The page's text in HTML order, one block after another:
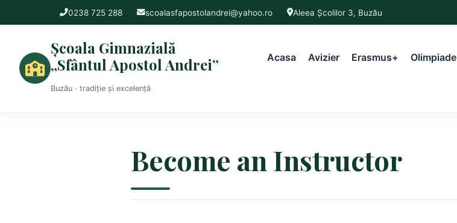
0238 725 288 scoalasfapostolandrei@yahoo.ro Aleea Școlilor 3, Buzău
Școala Gimnazială
„Sfântul Apostol Andrei”
Buzău · tradiție și excelență
Acasa Avizier Erasmus+ Olimpiade
Become an Instructor